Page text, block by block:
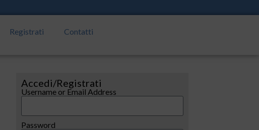
Registrati Contatti
Accedi/Registrati
Username or Email Address
Password